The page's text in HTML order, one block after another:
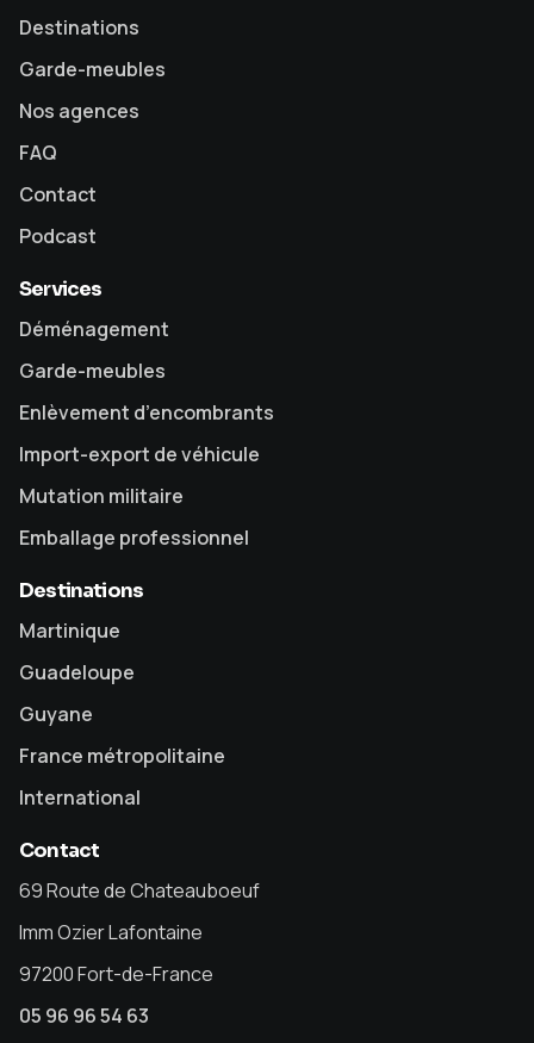
Destinations
Garde-meubles
Nos agences
FAQ
Contact
Podcast
Services
Déménagement
Garde-meubles
Enlèvement d’encombrants
Import-export de véhicule
Mutation militaire
Emballage professionnel
Destinations
Martinique
Guadeloupe
Guyane
France métropolitaine
International
Contact
69 Route de Chateauboeuf
Imm Ozier Lafontaine
97200 Fort-de-France
05 96 96 54 63